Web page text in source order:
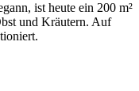
ist heute ein 200 m²
und Kräutern. Auf